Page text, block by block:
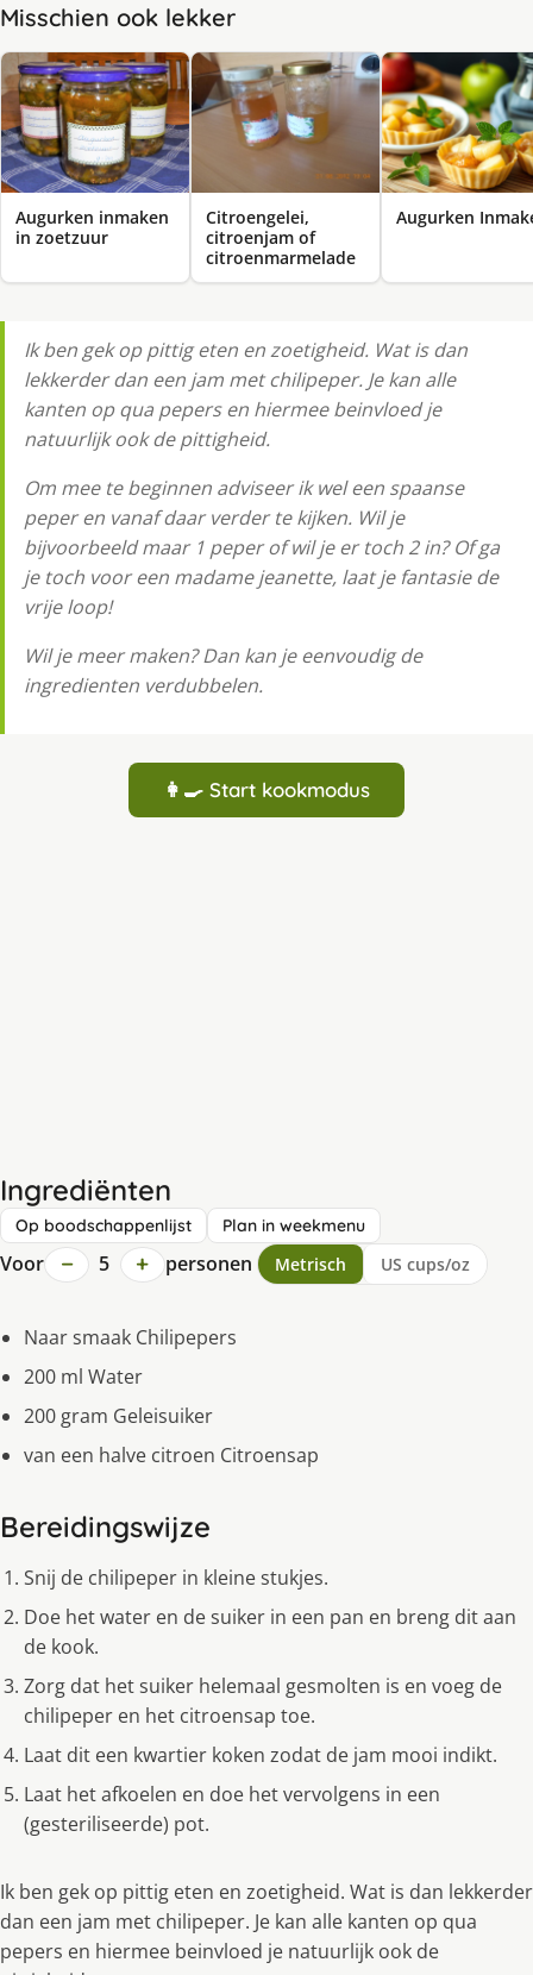
Misschien ook lekker
Augurken inmaken
in zoetzuur
Citroengelei,
citroenjam of
citroenmarmelade
Augurken
Ik ben gek op pittig eten en zoetigheid. Wat is dan
lekkerder dan een jam met chilipeper. Je kan alle
kanten op qua pepers en hiermee beinvloed je
natuurlijk ook de pittigheid.
Om mee te beginnen adviseer ik wel een spaanse
peper en vanaf daar verder te kijken. Wil je
bijvoorbeeld maar 1 peper of wil je er toch 2 in? Of ga
je toch voor een madame jeanette, laat je fantasie de
vrije loop!
Wil je meer maken? Dan kan je eenvoudig de
ingredienten verdubbelen.
👩‍🍳 Start kookmodus
Ingrediënten
Op boodschappenlijst Plan in weekmenu
Voor − 5 + personen Metrisch US cups/oz
Naar smaak Chilipepers
200 ml Water
200 gram Geleisuiker
van een halve citroen Citroensap
Bereidingswijze
Snij de chilipeper in kleine stukjes.
Doe het water en de suiker in een pan en breng dit aan
de kook.
Zorg dat het suiker helemaal gesmolten is en voeg de
chilipeper en het citroensap toe.
Laat dit een kwartier koken zodat de jam mooi indikt.
Laat het afkoelen en doe het vervolgens in een
(gesteriliseerde) pot.
Ik ben gek op pittig eten en zoetigheid. Wat is dan lekkerder
dan een jam met chilipeper. Je kan alle kanten op qua
pepers en hiermee beinvloed je natuurlijk ook de